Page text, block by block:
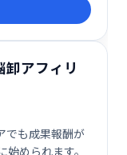
卸アフィリ
でも成果報酬が
められます。